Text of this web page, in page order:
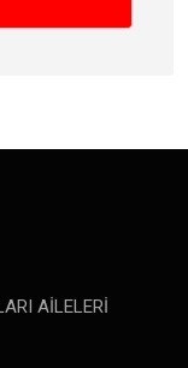
AİLELERİ